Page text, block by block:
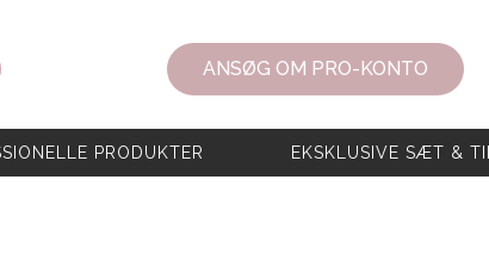
ANSØG OM PRO-KONTO
PRODUKTER EKSKLUSIVE SÆT &